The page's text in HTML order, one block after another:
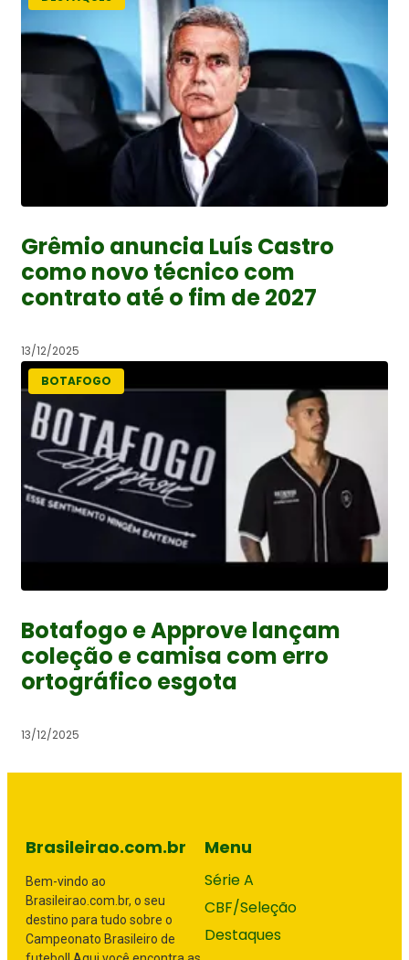
Grêmio anuncia Luís Castro
como novo técnico com
contrato até o fim de 2027
13/12/2025
BOTAFOGO
Botafogo e Approve lançam
coleção e camisa com erro
ortográfico esgota
13/12/2025
Brasileirao.com.br
Bem-vindo ao
Brasileirao.com.br, o seu
destino para tudo sobre o
Campeonato Brasileiro de
Menu
Série A
CBF/Seleção
Destaques